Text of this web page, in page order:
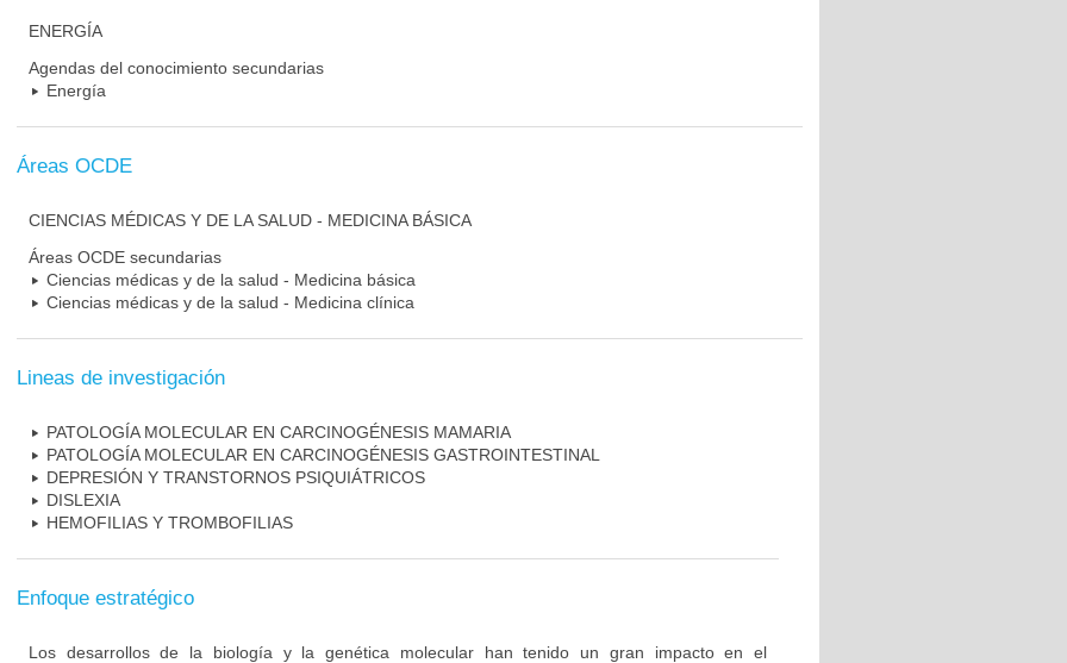
ENERGÍA
Agendas del conocimiento secundarias
Energía
Áreas OCDE
CIENCIAS MÉDICAS Y DE LA SALUD - MEDICINA BÁSICA
Áreas OCDE secundarias
Ciencias médicas y de la salud - Medicina básica
Ciencias médicas y de la salud - Medicina clínica
Lineas de investigación
PATOLOGÍA MOLECULAR EN CARCINOGÉNESIS MAMARIA
PATOLOGÍA MOLECULAR EN CARCINOGÉNESIS GASTROINTESTINAL
DEPRESIÓN Y TRANSTORNOS PSIQUIÁTRICOS
DISLEXIA
HEMOFILIAS Y TROMBOFILIAS
Enfoque estratégico
Los desarrollos de la biología y la genética molecular han tenido un gran impacto en el